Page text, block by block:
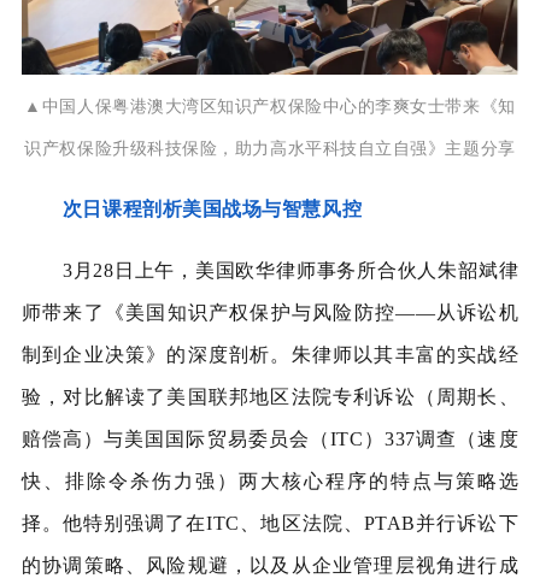
▲中国人保粤港澳大湾区知识产权保险中心的李爽女士带来《知
识产权保险升级科技保险，助力高水平科技自立自强》主题分享
次日课程剖析美国战场与智慧风控
3月28日上午，美国欧华律师事务所合伙人朱韶斌律
师带来了《美国知识产权保护与风险防控——从诉讼机
制到企业决策》的深度剖析。朱律师以其丰富的实战经
验，对比解读了美国联邦地区法院专利诉讼（周期长、
赔偿高）与美国国际贸易委员会（ITC）337调查（速度
快、排除令杀伤力强）两大核心程序的特点与策略选
择。他特别强调了在ITC、地区法院、PTAB并行诉讼下
的协调策略、风险规避，以及从企业管理层视角进行成